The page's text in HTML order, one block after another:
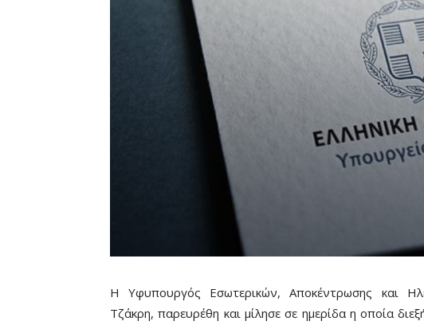
Η Υφυπουργός Εσωτερικών, Αποκέντρωσης και
Τζάκρη, παρευρέθη και μίλησε σε ημερίδα η οποία